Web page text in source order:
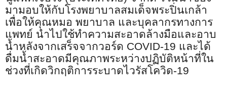
มามอบให้กับโรงพยาบาลสมเด็จพระปิ่นเกล้า
เพื่อให้คุณหมอ พยาบาล และบุคลากรทางการ
แพทย์ นำไปใช้ทำความสะอาดล้างมือและอาบ
น้ำหลังจากเสร็จจากวอร์ด COVID-19 และได้
ดื่มน้ำสะอาดมีคุณภาพระหว่างปฏิบัติหน้าที่ใน
ช่วงที่เกิดวิกฤติการระบาดไวรัสโควิด-19